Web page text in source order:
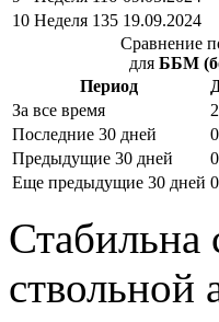
10 Неделя 135 19.09.2024
Сравнение
для ББМ
Период
За все время
Последние 30 дней
Предыдущие 30 дней
Еще предыдущие 30 дней
Стабильна
ствольной